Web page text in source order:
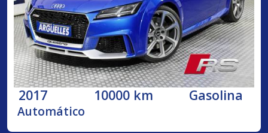
2017 10000 km Gasolina
Automático